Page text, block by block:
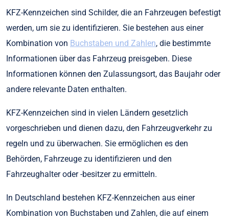
KFZ-Kennzeichen sind Schilder, die an Fahrzeugen befestigt
werden, um sie zu identifizieren. Sie bestehen aus einer
Kombination von Buchstaben und Zahlen, die bestimmte
Informationen über das Fahrzeug preisgeben. Diese
Informationen können den Zulassungsort, das Baujahr oder
andere relevante Daten enthalten.
KFZ-Kennzeichen sind in vielen Ländern gesetzlich
vorgeschrieben und dienen dazu, den Fahrzeugverkehr zu
regeln und zu überwachen. Sie ermöglichen es den
Behörden, Fahrzeuge zu identifizieren und den
Fahrzeughalter oder -besitzer zu ermitteln.
In Deutschland bestehen KFZ-Kennzeichen aus einer
Kombination von Buchstaben und Zahlen, die auf einem